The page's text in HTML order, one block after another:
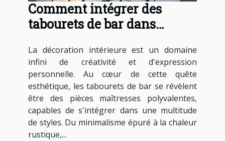
Comment intégrer des
tabourets de bar dans
La décoration intérieure est un domaine
infini de créativité et d'expression
personnelle. Au cœur de cette quête
esthétique, les tabourets de bar se révèlent
être des pièces maîtresses polyvalentes,
capables de s'intégrer dans une multitude
de styles. Du minimalisme épuré à la chaleur
rustique,...